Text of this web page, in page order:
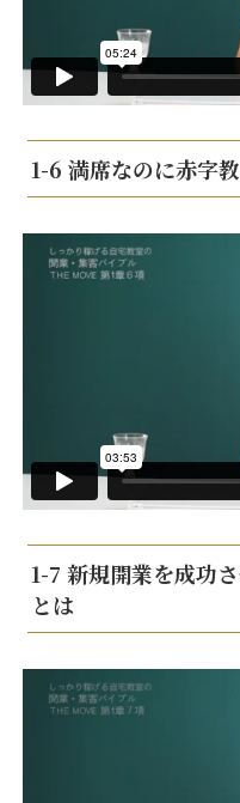
1-6 満席なのに赤字
1-7 新規開業を成功
とは